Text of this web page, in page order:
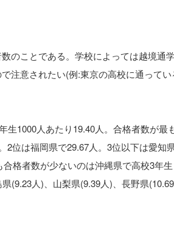
のことである。学校によっては越境通
注意されたい(例:東京の高校に通ってい
生1000人あたり19.40人。合格者数が最
2位は福岡県で29.67人。3位以下は愛知
格者数が少ないのは沖縄県で高校3年生
(9.23人)、山梨県(9.39人)、長野県(10.69